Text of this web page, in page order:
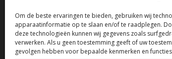
Om de beste ervaringen te bieden, gebruiken wij
apparaatinformatie op te slaan en/of te raadplegen.
deze technologieën kunnen wij gegevens zoals
verwerken. Als u geen toestemming geeft of uw
gevolgen hebben voor bepaalde kenmerken en